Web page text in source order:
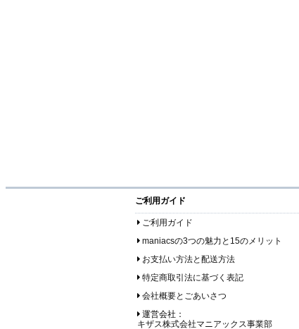
ご利用ガイド
ご利用ガイド
maniacsの3つの魅力と15のメリット
お支払い方法と配送方法
特定商取引法に基づく表記
会社概要とごあいさつ
運営会社：
キザス株式会社マニアックス事業部